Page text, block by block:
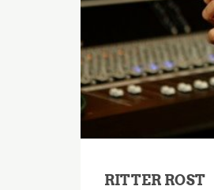
RITTER ROST